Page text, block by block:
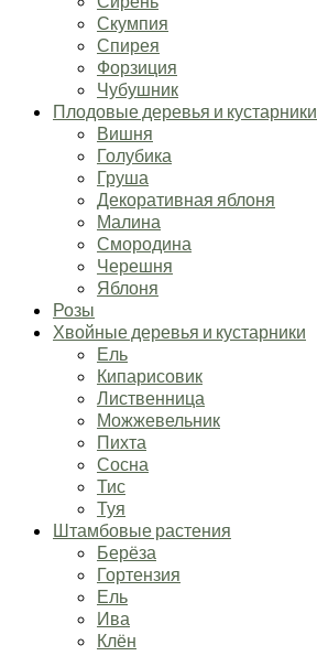
Скумпия
Спирея
Форзиция
Чубушник
Плодовые деревья и кустарники
Вишня
Голубика
Груша
Декоративная яблоня
Малина
Смородина
Черешня
Яблоня
Розы
Хвойные деревья и кустарники
Ель
Кипарисовик
Лиственница
Можжевельник
Пихта
Сосна
Тис
Туя
Штамбовые растения
Берёза
Гортензия
Ель
Ива
Клён